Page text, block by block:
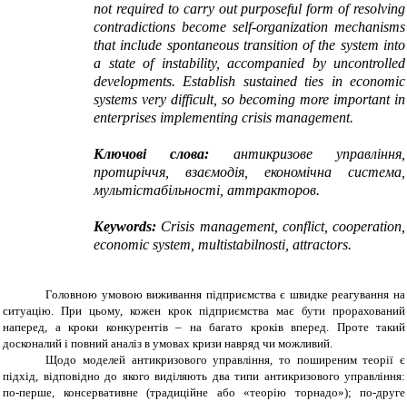
not required to carry out purposeful form of resolving
contradictions become self-organization mechanisms
that include spontaneous transition of the system into
a state of instability, accompanied by uncontrolled
developments. Establish sustained ties in economic
systems very difficult, so becoming more important in
enterprises implementing crisis management.
Ключові слова: антикризове управління,
протиріччя, взаємодія, економічна система,
мультістабільності, аттракторов.
Keywords: Crisis management, conflict, cooperation,
economic system, multistabilnosti, attractors.
Головною умовою виживання підприємства є швидке реагування на
ситуацію. При цьому, кожен крок підприємства має бути прорахований
наперед, а кроки конкурентів – на багато кроків вперед. Проте такий
досконалий і повний аналіз в умовах кризи навряд чи можливий.
Щодо моделей антикризового управління, то поширеним теорії є
підхід, відповідно до якого виділяють два типи антикризового управління:
по-перше, консервативне (традиційне або «теорію торнадо»); по-друге